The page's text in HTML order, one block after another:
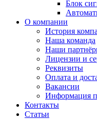
Блок
О компании
История
Наша команда
Наши
Лицензии и
Реквизиты
Оплата и
Вакансии
Информация
Контакты
Статьи